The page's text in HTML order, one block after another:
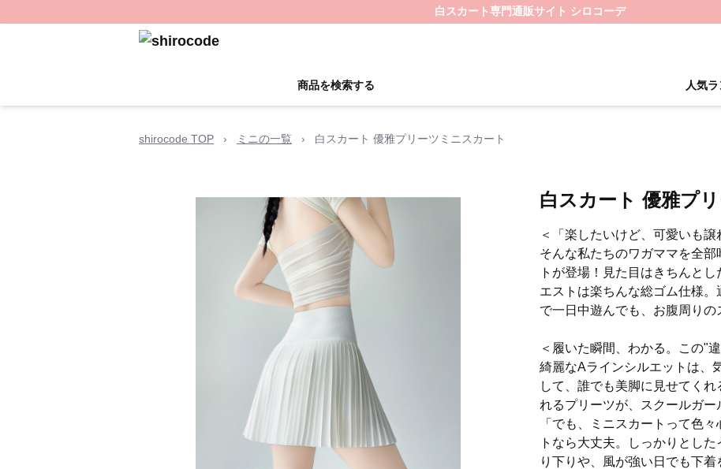
白スカート専門通販サイト シロコーデ
商品を検索する 人気
shirocode TOP › ミニの一覧 › 白スカート 優雅プリーツミニスカート
白スカート 優雅プ
＜「楽したいけど、可愛いも譲
そんな私たちのワガママを全
トが登場！見た目はきちんと
エストは楽ちんな総ゴム仕様
で一日中遊んでも、お腹周りの
＜履いた瞬間、わかる。この"
綺麗なAラインシルエットは、
して、誰でも美脚に見せてく
れるプリーツが、スクールガー
「でも、ミニスカートって色
トなら大丈夫。しっかりとし
り下りや、風が強い日でも下